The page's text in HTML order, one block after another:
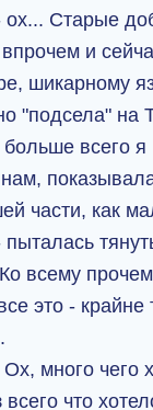
Старые
и
шикарному
"подсела" на
всего
части, как
всему
это -
много чего
что